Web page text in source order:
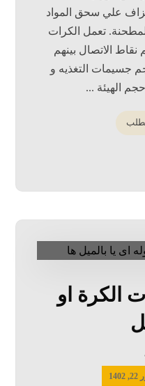
علي سحق المواد
تعمل الكرات
الاتصال بينهم
جسيمات التغذيه و
الهيئة ...
الکرة او